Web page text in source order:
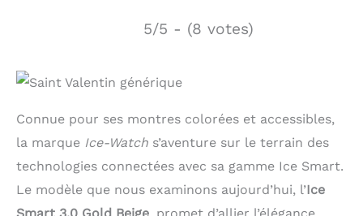
5/5 - (8 votes)
Connue pour ses montres colorées et accessibles,
la marque Ice-Watch s’aventure sur le terrain des
technologies connectées avec sa gamme Ice Smart.
Le modèle que nous examinons aujourd’hui, l’Ice
Smart 3.0 Gold Beige, promet d’allier l’élégance